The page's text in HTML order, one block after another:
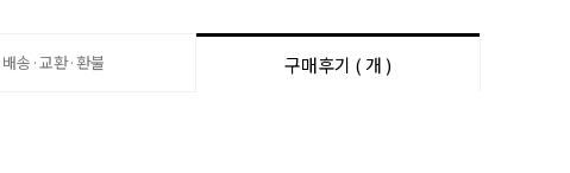
배송·교환·환불 구매후기 ( 개 )